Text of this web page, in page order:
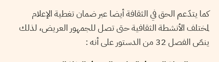
كما يتدّعم الحق في الثقافة أيضا عبر ضمان تغطية الإعلام
لمختلف الأنشطة الثقافية حتى تصل للجمهور العريض، لذلك
ينصّ الفصل 32 من الدستور على أنه :